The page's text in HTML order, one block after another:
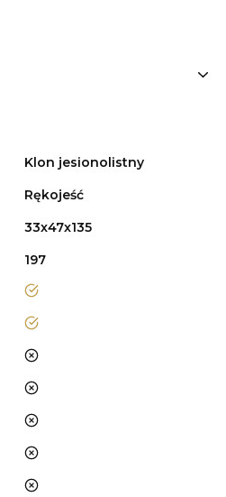
Klon jesionolistny
Rękojeść
33x47x135
197
tak
tak
nie
nie
nie
nie
nie